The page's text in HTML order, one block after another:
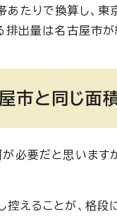
たりで換算し、東
る排出量は名古屋市
市と同じ面
が必要だと思いま
控えることが、格